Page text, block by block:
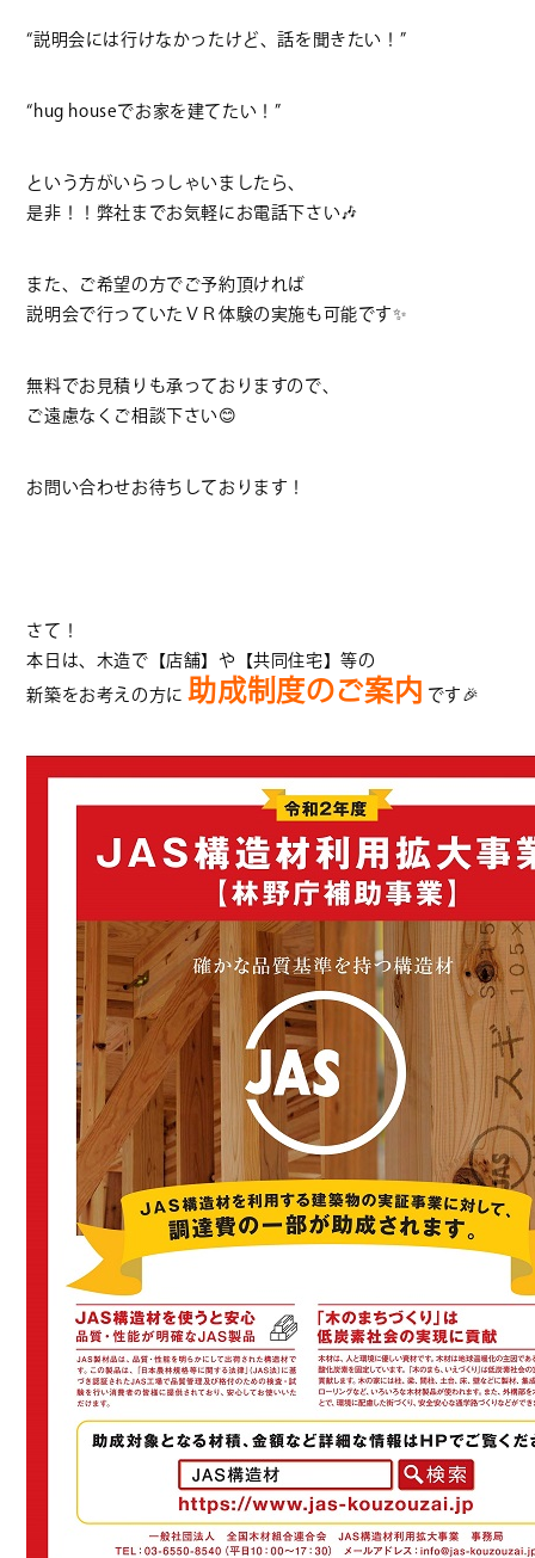
“説明会には行けなかったけど、話を聞きたい！”
“hug houseでお家を建てたい！”
という方がいらっしゃいましたら、
是非！！弊社までお気軽にお電話下さい 🎶
また、ご希望の方でご予約頂ければ
説明会で行っていたＶＲ体験の実施も可能です✨
無料でお見積りも承っておりますので、
ご遠慮なくご相談下さい 😊
お問い合わせお待ちしております！
さて！
本日は、木造で【店舗】や【共同住宅】等の
新築をお考えの方に助成制度のご案内 です 🎉